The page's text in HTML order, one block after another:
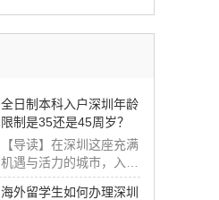
全日制本科入户深圳年龄
限制是35还是45周岁？
【导读】在深圳这座充满
机遇与活力的城市，入户
政策一直备受关注...
海外留学生如何办理深圳